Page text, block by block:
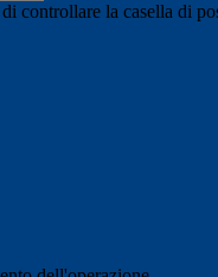
controllare la casella di